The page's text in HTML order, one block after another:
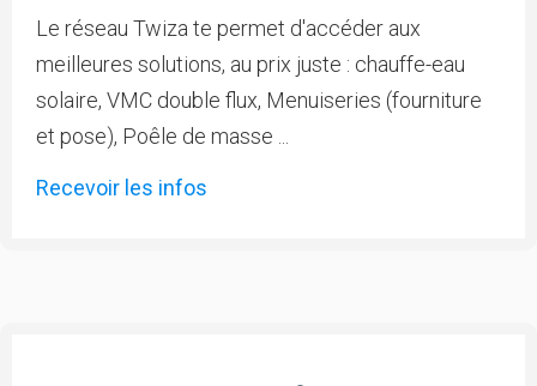
Le réseau Twiza te permet d'accéder aux
meilleures solutions, au prix juste : chauffe-eau
solaire, VMC double flux, Menuiseries (fourniture
et pose), Poêle de masse ...
Recevoir les infos